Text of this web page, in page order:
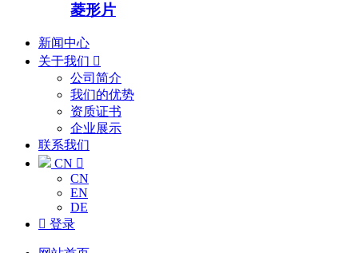
菱形片
新闻中心
关于我们 
公司简介
我们的优势
资质证书
企业展示
联系我们
CN 
CN
EN
DE
 登录